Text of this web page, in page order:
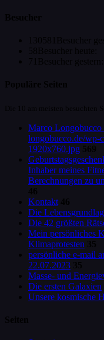
Marco Longobucco
longobucco.de/wp-
1920x760.jpg
Inhaber meines
Berechnungen zu
Kontakt
Die
Die 42 größten
Mein persönliches
Klimaprotesten
persönliche e-mail
22.07.2023
Masse- und
Die ersten Galaxien
Unsere kosmische